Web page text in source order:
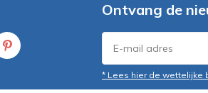
Ontvang de
* Lees hier de wettelijke